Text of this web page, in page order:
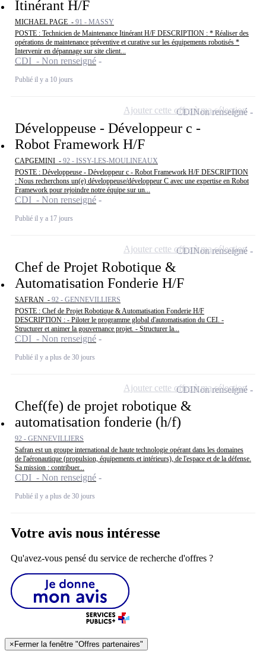
Itinérant H/F
MICHAEL PAGE - 91 - MASSY
POSTE : Technicien de Maintenance Itinérant H/F DESCRIPTION : * Réaliser des
opérations de maintenance préventive et curative sur les équipements robotisés *
Intervenir en dépannage sur site client...
CDI - Non renseigné
Publié il y a 10 jours
Développeuse - Développeur c -
Robot Framework H/F
CAPGEMINI - 92 - ISSY-LES-MOULINEAUX
POSTE : Développeuse - Développeur c - Robot Framework H/F DESCRIPTION
: Nous recherchons un(e) développeuse/développeur C avec une expertise en Robot
Framework pour rejoindre notre équipe sur un...
CDI - Non renseigné
Publié il y a 17 jours
CDINon renseigné
Ajouter cette offre à ma sélection
Chef de Projet Robotique &
Automatisation Fonderie H/F
SAFRAN - 92 - GENNEVILLIERS
POSTE : Chef de Projet Robotique & Automatisation Fonderie H/F
DESCRIPTION : - Piloter le programme global d'automatisation du CEI. -
Structurer et animer la gouvernance projet. - Structurer la...
CDI - Non renseigné
Publié il y a plus de 30 jours
CDINon renseigné
Ajouter cette offre à ma sélection
Chef(fe) de projet robotique &
automatisation fonderie (h/f)
92 - GENNEVILLIERS
Safran est un groupe international de haute technologie opérant dans les domaines
de l'aéronautique (propulsion, équipements et intérieurs), de l'espace et de la défense.
Sa mission : contribuer...
CDI - Non renseigné
Publié il y a plus de 30 jours
CDINon renseigné
Ajouter cette offre à ma sélection
Votre avis nous intéresse
Qu'avez-vous pensé du service de recherche d'offres ?
×Fermer la fenêtre "Offres partenaires"